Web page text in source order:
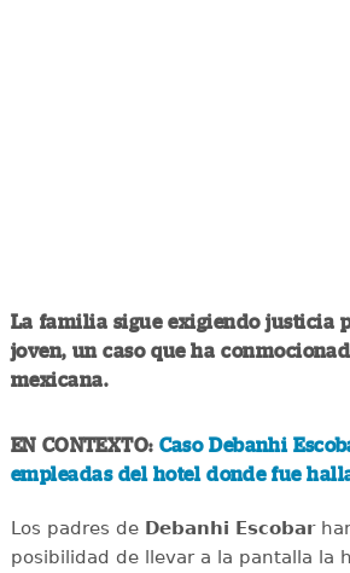
La familia sigue exigiendo justicia
joven, un caso que ha
mexicana.
EN CONTEXTO: Caso Debanhi
empleadas del hotel donde fue
Los padres de Debanhi Escobar
posibilidad de llevar a la pantalla la